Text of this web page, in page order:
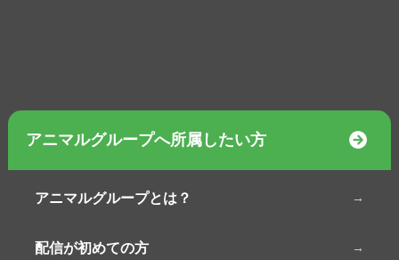
アニマルグループへ所属したい方
アニマルグループとは？
配信が初めての方